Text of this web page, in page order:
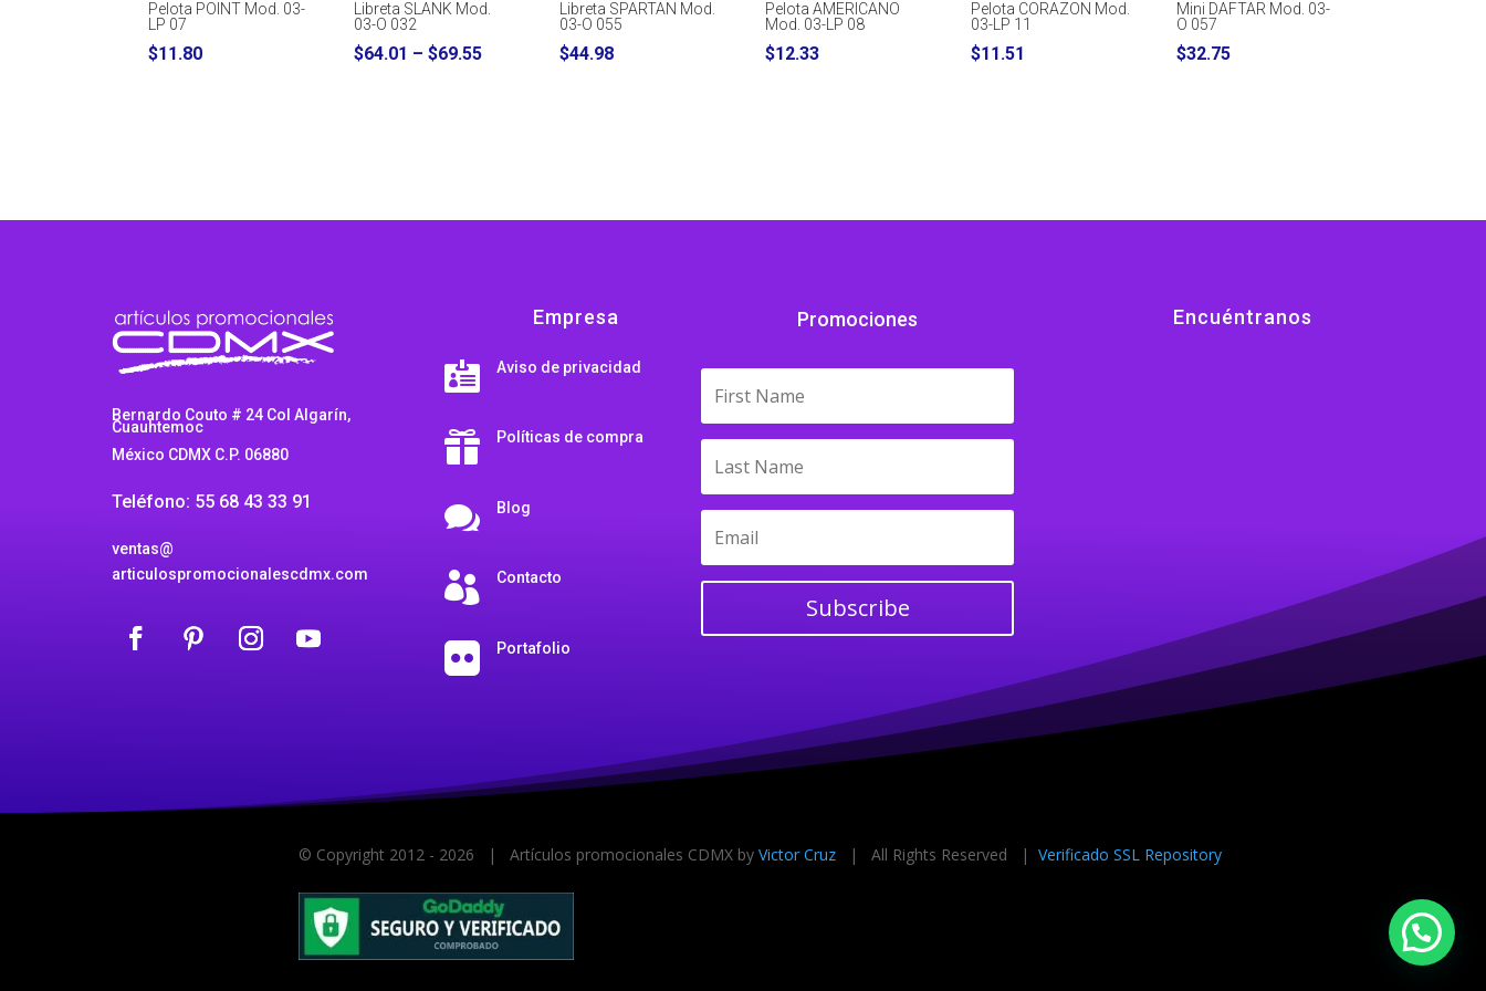
Pelota POINT Mod. 03-
LP 07
$11.80
Libreta SLANK Mod.
03-O 032
$64.01 – $69.55Price
Libreta SPARTAN Mod.
03-O 055
$44.98
Pelota AMERICANO
Mod. 03-LP 08
$12.33
Pelota CORAZON Mod.
03-LP 11
$11.51
Mini DAFTAR Mod. 03-
O 057
$32.75
Bernardo Couto # 24 Col Algarín,
Cuauhtemoc
México CDMX C.P. 06880
Teléfono: 55 68 43 33 91
ventas@
articulospromocionalescdmx.com
Empresa
 Aviso de privacidad
 Políticas de compra
 Blog
 Contacto
 Portafolio
Promociones
Subscribe
Encuéntranos
© Copyright 2012 - 2026 | Artículos promocionales CDMX byVictor Cruz | All Rights Reserved |Verificado SSL Repository